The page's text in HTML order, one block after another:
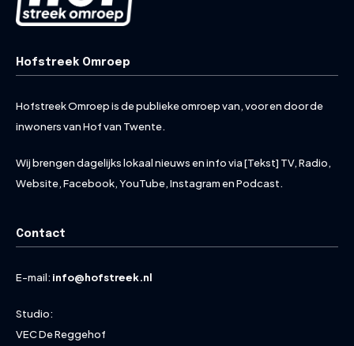
Hofstreek Omroep
Hofstreek Omroep is de publieke omroep van, voor en door de
inwoners van Hof van Twente.
Wij brengen dagelijks lokaal nieuws en info via [Tekst] TV, Radio,
Website, Facebook, YouTube, Instagram en Podcast.
Contact
E-mail: info@hofstreek.nl
Studio:
VEC De Reggehof